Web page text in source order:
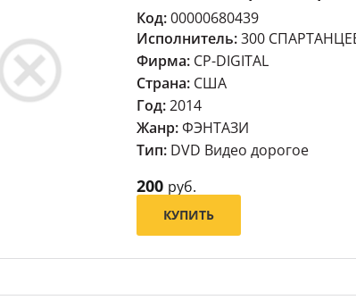
Код:00000680439
Исполнитель:300
Фирма: CP-DIGITAL
Страна: США
Год:2014
Жанр:ФЭНТАЗИ
Тип: DVD Видео дорогое
200 руб.
КУПИТЬ